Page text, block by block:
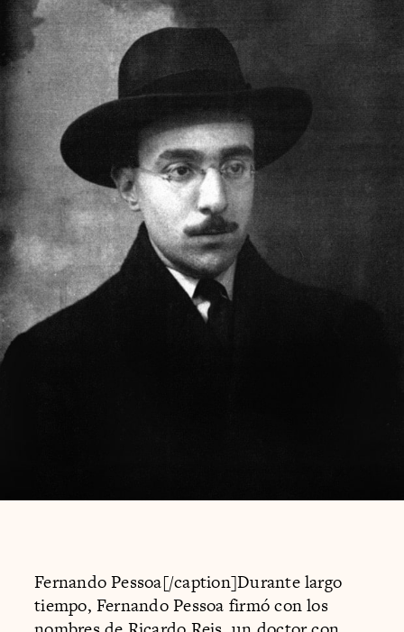
Fernando Pessoa[/caption]Durante largo
tiempo, Fernando Pessoa firmó con los